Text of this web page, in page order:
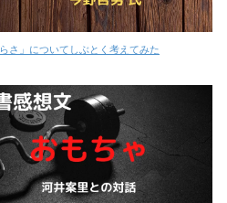
さ」についてしぶとく考えてみた